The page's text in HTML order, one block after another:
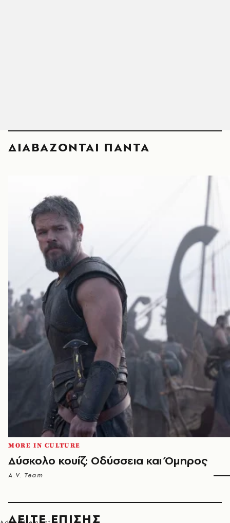
ΔΙΑΒΑΖΟΝΤΑΙ ΠΑΝΤΑ
MORE IN CULTURE
Δύσκολο κουίζ: Οδύσσεια και Όμηρος
A.V. Team
ΔΕΙΤΕ ΕΠΙΣΗΣ